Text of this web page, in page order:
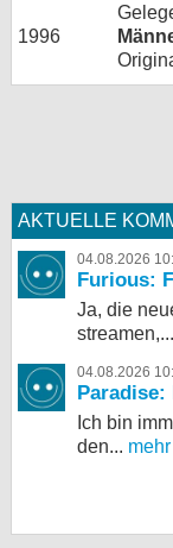
1996
AKTUELLE
04.08.2026
Furious:
Ja, die
streamen,...
04.08.2026
Paradise:
Ich bin
den... mehr